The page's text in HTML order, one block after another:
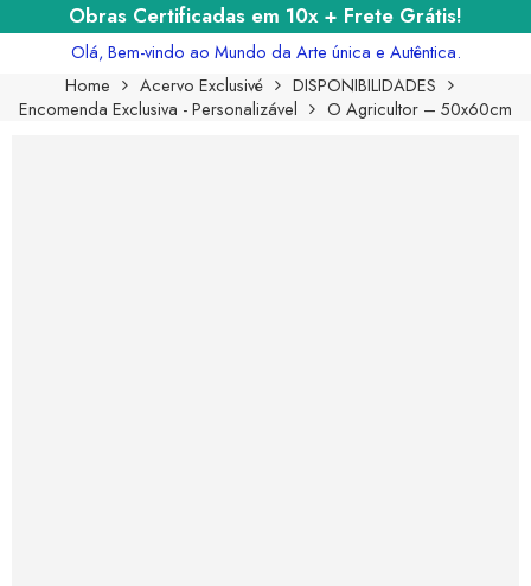
Obras Certificadas em 10x + Frete Grátis!
Olá, Bem-vindo ao Mundo da Arte única e Autêntica.
Home
Acervo Exclusivé
DISPONIBILIDADES
Encomenda Exclusiva - Personalizável
O Agricultor – 50x60cm